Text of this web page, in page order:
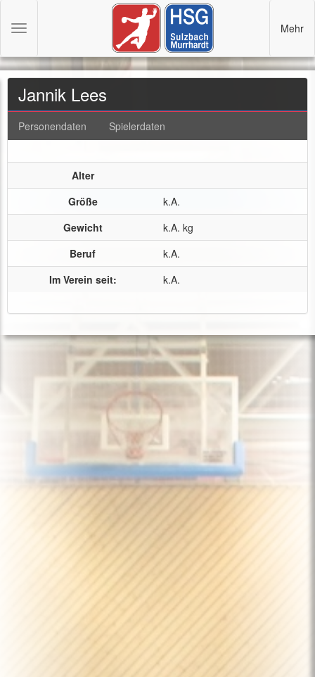
Jannik Lees
Personendaten Spielerdaten
Alter
Größe
k.A.
Gewicht
k.A. kg
Beruf
k.A.
Im Verein seit:
k.A.
Toggle
Mehr